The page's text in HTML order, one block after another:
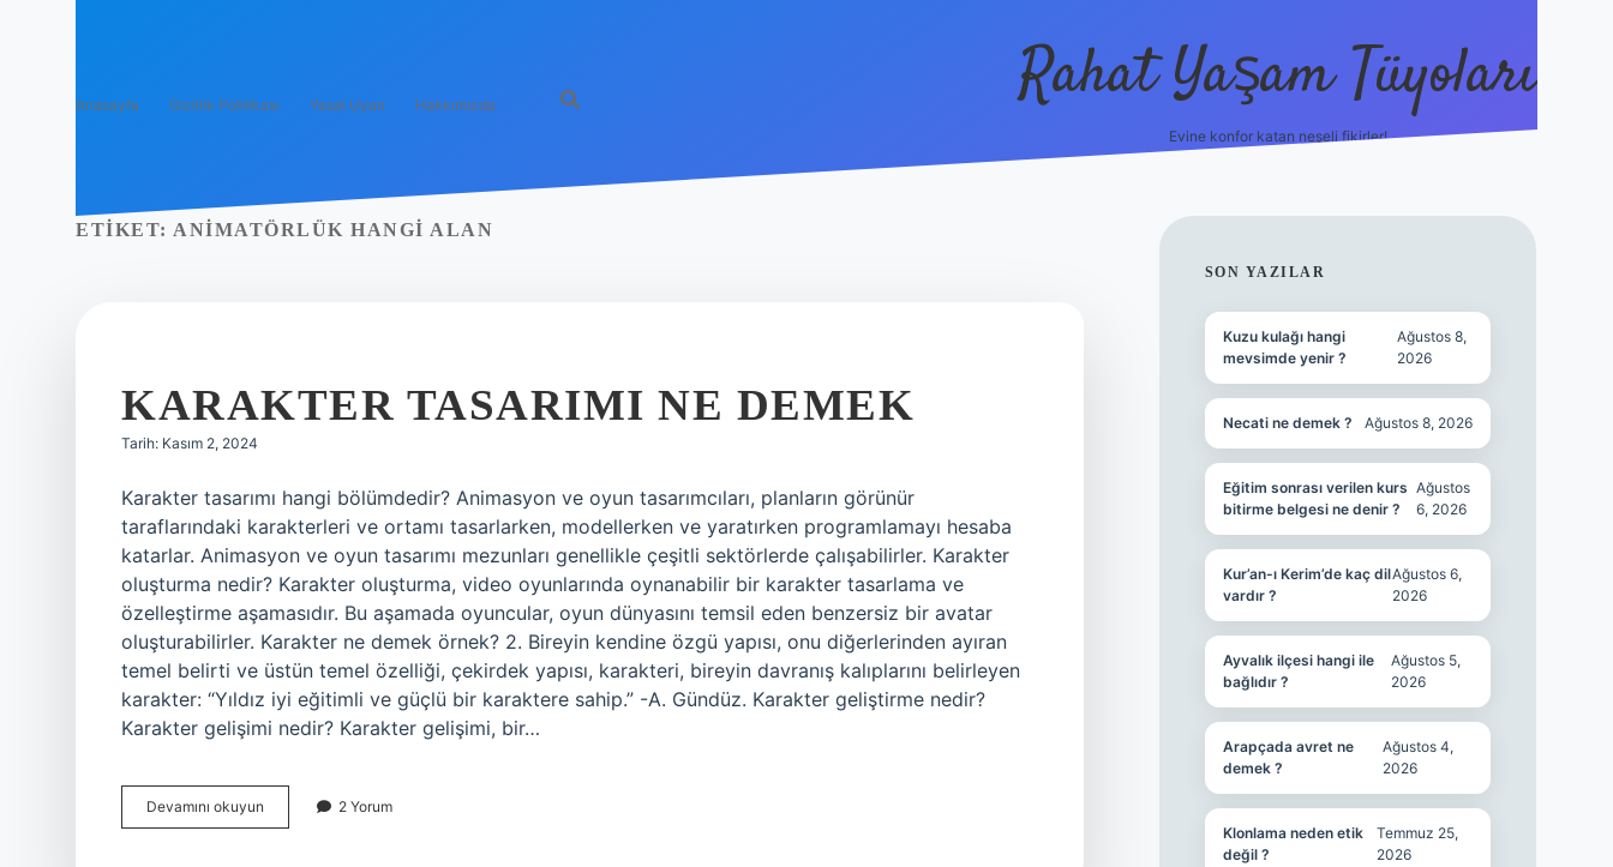
Anasayfa Gizlilik Politikası Yasal Uyarı Hakkımızda Rahat Yaşam Tüyoları
Evine konfor katan neşeli fikirler!
ETIKET: ANIMATÖRLÜK HANGI ALAN
KARAKTER TASARIMI NE DEMEK
Tarih: Kasım 2, 2024
Karakter tasarımı hangi bölümdedir? Animasyon ve oyun tasarımcıları, planların görünür
taraflarındaki karakterleri ve ortamı tasarlarken, modellerken ve yaratırken programlamayı hesaba
katarlar. Animasyon ve oyun tasarımı mezunları genellikle çeşitli sektörlerde çalışabilirler. Karakter
oluşturma nedir? Karakter oluşturma, video oyunlarında oynanabilir bir karakter tasarlama ve
özelleştirme aşamasıdır. Bu aşamada oyuncular, oyun dünyasını temsil eden benzersiz bir avatar
oluşturabilirler. Karakter ne demek örnek? 2. Bireyin kendine özgü yapısı, onu diğerlerinden ayıran
temel belirti ve üstün temel özelliği, çekirdek yapısı, karakteri, bireyin davranış kalıplarını belirleyen
karakter: “Yıldız iyi eğitimli ve güçlü bir karaktere sahip.” -A. Gündüz. Karakter geliştirme nedir?
Karakter gelişimi nedir? Karakter gelişimi, bir…
Devamını okuyun Karakter
Tasarımı
2 Yorum
SIDEBAR
SON YAZILAR
Kuzu kulağı hangi
mevsimde yenir ?
Ağustos 8,
2026
Necati ne demek ? Ağustos 8, 2026
Eğitim sonrası verilen kurs
bitirme belgesi ne denir ?
Ağustos
6, 2026
Kur’an-ı Kerim’de kaç dil
vardır ?
Ağustos 6,
2026
Ayvalık ilçesi hangi ile
bağlıdır ?
Ağustos 5,
2026
Arapçada avret ne
demek ?
Ağustos 4,
2026
Klonlama neden etik
değil ?
Temmuz 25,
2026
ilbet canlı maç